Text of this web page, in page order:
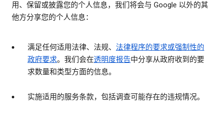
用、保留或披露您的个人信息，我们将会与 Google 以外的其
他方分享您的个人信息：
满足任何适用法律、法规、 法律程序的要求或强制性的
政府要求。我们会在透明度报告中分享从政府收到的要
求数量和类型方面的信息。
实施适用的服务条款，包括调查可能存在的违规情况。